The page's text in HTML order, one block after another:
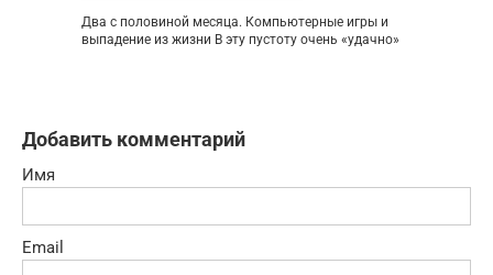
Два с половиной месяца. Компьютерные игры и
выпадение из жизни В эту пустоту очень «удачно»
Добавить комментарий
Имя
Email